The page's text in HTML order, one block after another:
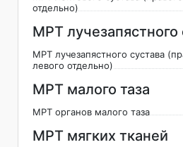
отдельно)
МРТ лучезапястного
МРТ лучезапястного сустава
левого отдельно)
МРТ малого таза
МРТ органов малого таза
МРТ мягких тканей